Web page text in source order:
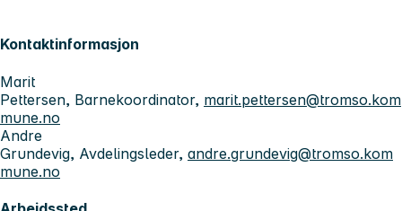
Kontaktinformasjon
Marit
Pettersen, Barnekoordinator, marit.pettersen@tromso.kom
mune.no
Andre
Grundevig, Avdelingsleder, andre.grundevig@tromso.kom
mune.no